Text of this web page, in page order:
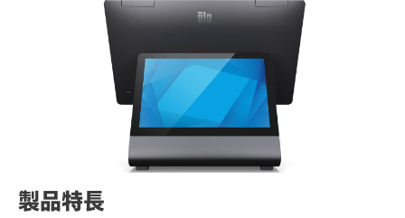
各種資料/図面ダウンロード
製品特長